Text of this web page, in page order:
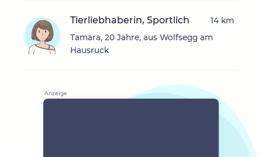
Tierliebhaberin, Sportlich
Tamara, 20 Jahre, aus Wolfsegg am
Hausruck
14 km